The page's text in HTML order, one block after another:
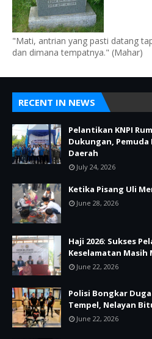
"Mati, antrian yang pasti datang
dan dimana tempatnya." (Mahar)
RECENT IN NEWS
Pelantikan KNPI
Dukungan,
Daerah
July 24, 2026
Ketika Pisang Uli
June 28, 2026
Haji 2026: Sukses
Keselamatan Masih
June 22, 2026
Polisi Bongkar
Tempel, Nelayan
June 22, 2026